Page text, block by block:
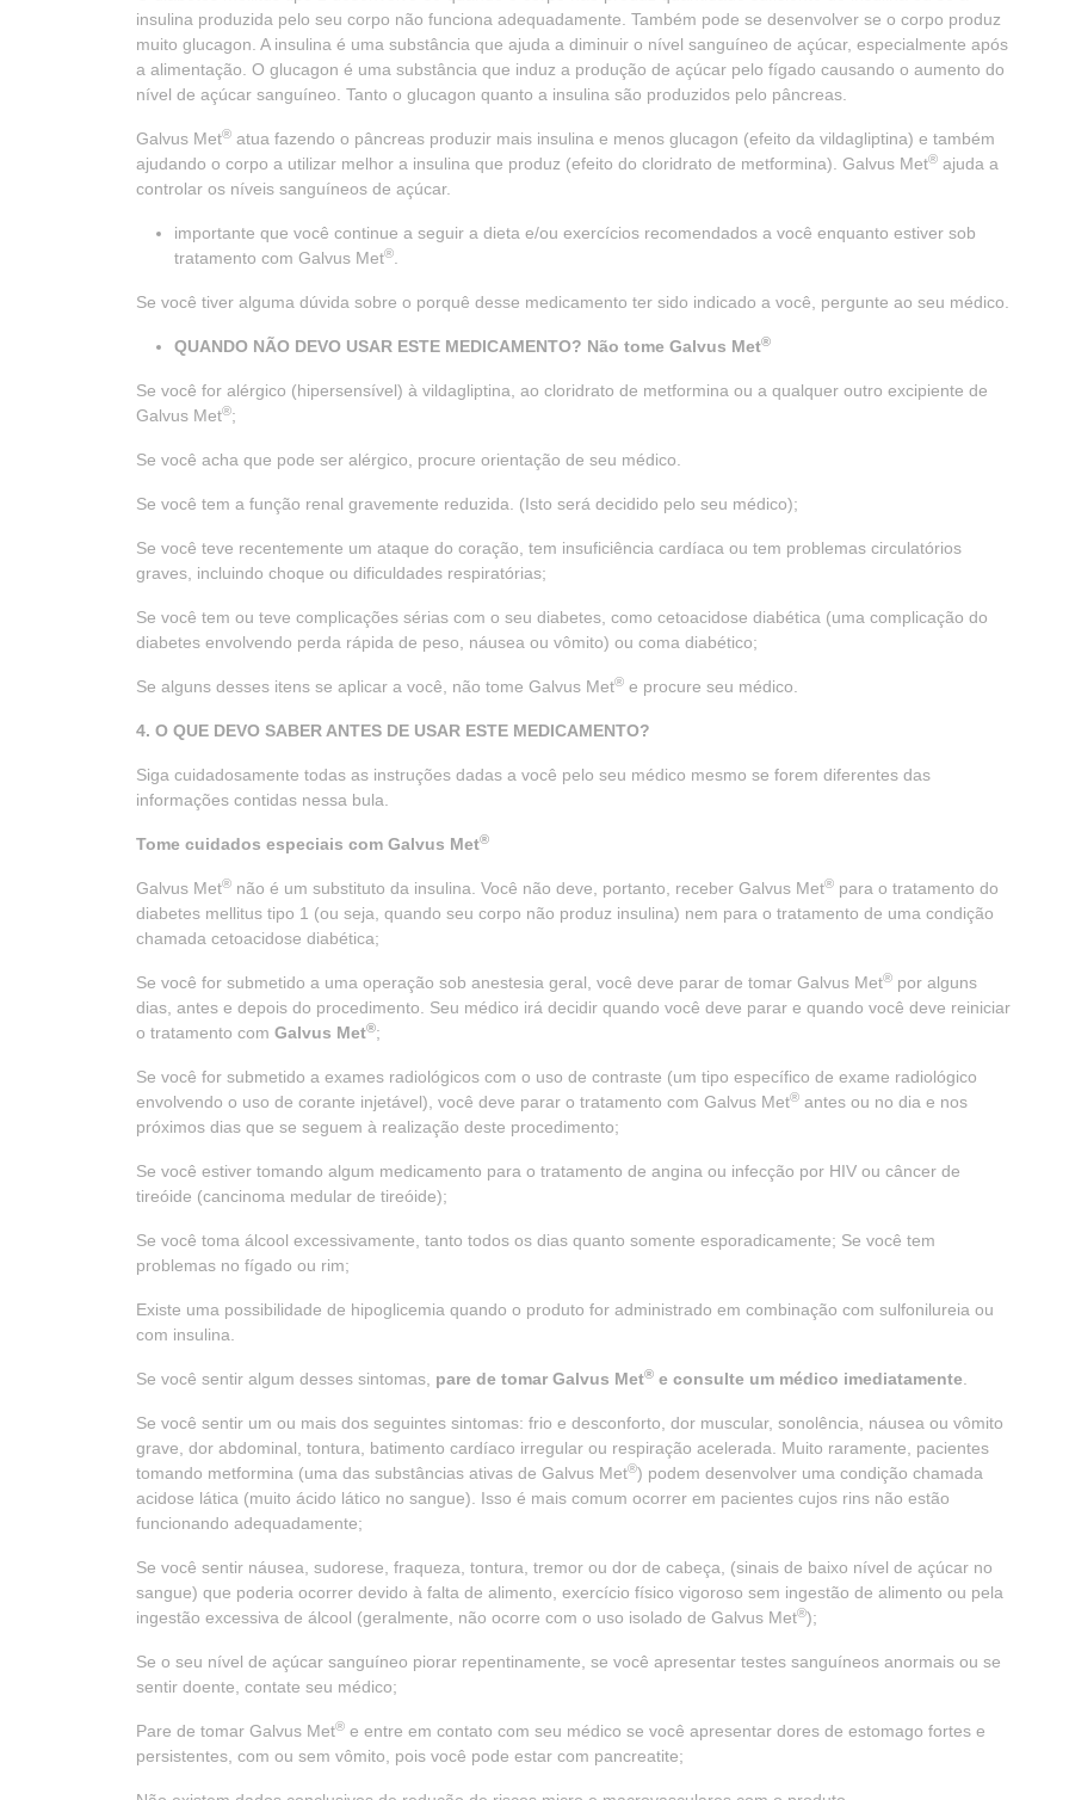
insulina produzida pelo seu corpo não funciona adequadamente. Também pode se desenvolver se o corpo produz
muito glucagon. A insulina é uma substância que ajuda a diminuir o nível sanguíneo de açúcar, especialmente após
a alimentação. O glucagon é uma substância que induz a produção de açúcar pelo fígado causando o aumento do
nível de açúcar sanguíneo. Tanto o glucagon quanto a insulina são produzidos pelo pâncreas.
Galvus Met® atua fazendo o pâncreas produzir mais insulina e menos glucagon (efeito da vildagliptina) e também
ajudando o corpo a utilizar melhor a insulina que produz (efeito do cloridrato de metformina). Galvus Met® ajuda a
controlar os níveis sanguíneos de açúcar.
importante que você continue a seguir a dieta e/ou exercícios recomendados a você enquanto estiver sob
tratamento com Galvus Met®
Se você tiver alguma dúvida sobre o porquê desse medicamento ter sido indicado a você, pergunte ao seu médico.
QUANDO NÃO DEVO USAR ESTE MEDICAMENTO? Não tome Galvus Met®
Se você for alérgico (hipersensível) à vildagliptina, ao cloridrato de metformina ou a qualquer outro excipiente de
Galvus Met®;
Se você acha que pode ser alérgico, procure orientação de seu médico.
Se você tem a função renal gravemente reduzida. (Isto será decidido pelo seu médico);
Se você teve recentemente um ataque do coração, tem insuficiência cardíaca ou tem problemas circulatórios
graves, incluindo choque ou dificuldades respiratórias;
Se você tem ou teve complicações sérias com o seu diabetes, como cetoacidose diabética (uma complicação do
diabetes envolvendo perda rápida de peso, náusea ou vômito) ou coma diabético;
Se alguns desses itens se aplicar a você, não tome Galvus Met® e procure seu médico.
4. O QUE DEVO SABER ANTES DE USAR ESTE MEDICAMENTO?
Siga cuidadosamente todas as instruções dadas a você pelo seu médico mesmo se forem diferentes das
informações contidas nessa bula.
Tome cuidados especiais com Galvus Met®
Galvus Met® não é um substituto da insulina. Você não deve, portanto, receber Galvus Met® para o tratamento do
diabetes mellitus tipo 1 (ou seja, quando seu corpo não produz insulina) nem para o tratamento de uma condição
chamada cetoacidose diabética;
Se você for submetido a uma operação sob anestesia geral, você deve parar de tomar Galvus Met® por alguns
dias, antes e depois do procedimento. Seu médico irá decidir quando você deve parar e quando você deve reiniciar
o tratamento com Galvus Met®;
Se você for submetido a exames radiológicos com o uso de contraste (um tipo específico de exame radiológico
envolvendo o uso de corante injetável), você deve parar o tratamento com Galvus Met® antes ou no dia e nos
próximos dias que se seguem à realização deste procedimento;
Se você estiver tomando algum medicamento para o tratamento de angina ou infecção por HIV ou câncer de
tireóide (cancinoma medular de tireóide);
Se você toma álcool excessivamente, tanto todos os dias quanto somente esporadicamente; Se você tem
problemas no fígado ou rim;
Existe uma possibilidade de hipoglicemia quando o produto for administrado em combinação com sulfonilureia ou
com insulina.
Se você sentir algum desses sintomas, pare de tomar Galvus Met® e consulte um médico imediatamente
Se você sentir um ou mais dos seguintes sintomas: frio e desconforto, dor muscular, sonolência, náusea ou vômito
grave, dor abdominal, tontura, batimento cardíaco irregular ou respiração acelerada. Muito raramente, pacientes
tomando metformina (uma das substâncias ativas de Galvus Met®) podem desenvolver uma condição chamada
acidose lática (muito ácido lático no sangue). Isso é mais comum ocorrer em pacientes cujos rins não estão
funcionando adequadamente;
Se você sentir náusea, sudorese, fraqueza, tontura, tremor ou dor de cabeça, (sinais de baixo nível de açúcar no
sangue) que poderia ocorrer devido à falta de alimento, exercício físico vigoroso sem ingestão de alimento ou pela
ingestão excessiva de álcool (geralmente, não ocorre com o uso isolado de Galvus Met®);
Se o seu nível de açúcar sanguíneo piorar repentinamente, se você apresentar testes sanguíneos anormais ou se
sentir doente, contate seu médico;
Pare de tomar Galvus Met® e entre em contato com seu médico se você apresentar dores de estomago fortes e
persistentes, com ou sem vômito, pois você pode estar com pancreatite;